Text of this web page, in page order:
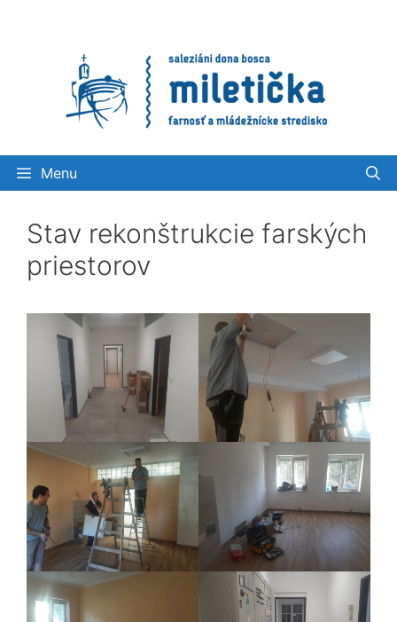
Menu
Stav rekonštrukcie farských
priestorov